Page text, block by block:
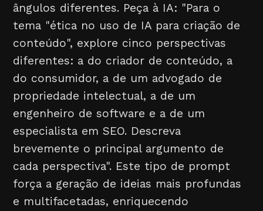
ângulos diferentes. Peça à IA: "Para o
tema "ética no uso de IA para criação de
conteúdo", explore cinco perspectivas
diferentes: a do criador de conteúdo, a
do consumidor, a de um advogado de
propriedade intelectual, a de um
engenheiro de software e a de um
especialista em SEO. Descreva
brevemente o principal argumento de
cada perspectiva". Este tipo de prompt
força a geração de ideias mais profundas
e multifacetadas, enriquecendo